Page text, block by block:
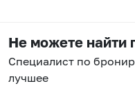
Не можете найти
Специалист по
лучшее